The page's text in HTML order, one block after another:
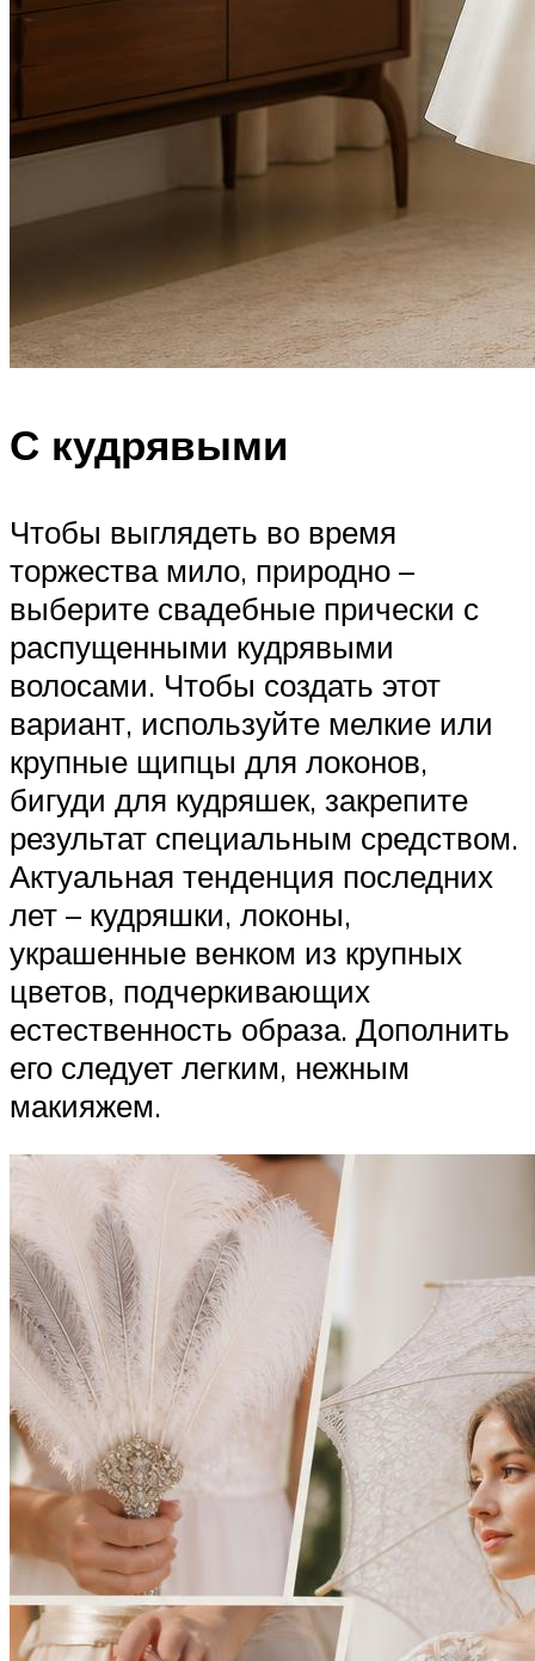
С кудрявыми
Чтобы выглядеть во время
торжества мило, природно –
выберите свадебные прически с
распущенными кудрявыми
волосами. Чтобы создать этот
вариант, используйте мелкие или
крупные щипцы для локонов,
бигуди для кудряшек, закрепите
результат специальным средством.
Актуальная тенденция последних
лет – кудряшки, локоны,
украшенные венком из крупных
цветов, подчеркивающих
естественность образа. Дополнить
его следует легким, нежным
макияжем.